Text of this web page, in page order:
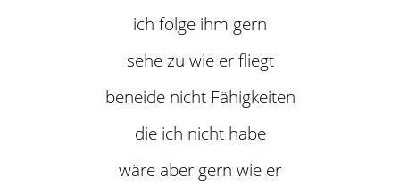
ich folge ihm gern
sehe zu wie er fliegt
beneide nicht Fähigkeiten
die ich nicht habe
wäre aber gern wie er